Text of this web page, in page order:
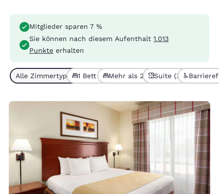
Mitglieder sparen 7 %
Sie können nach diesem Aufenthalt 1.013
Punkte erhalten
Alle Zimmertypen (9)1 Bett (5)Mehr als 2 Betten (4)
Suite (3)